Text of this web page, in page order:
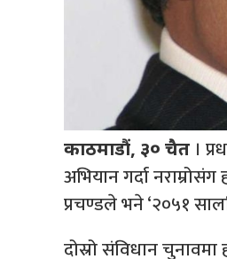
काठमाडौं, ३० चैत ।
अभियान गर्दा
प्रचण्डले भने ‘२०५१
दोस्रो संविधान